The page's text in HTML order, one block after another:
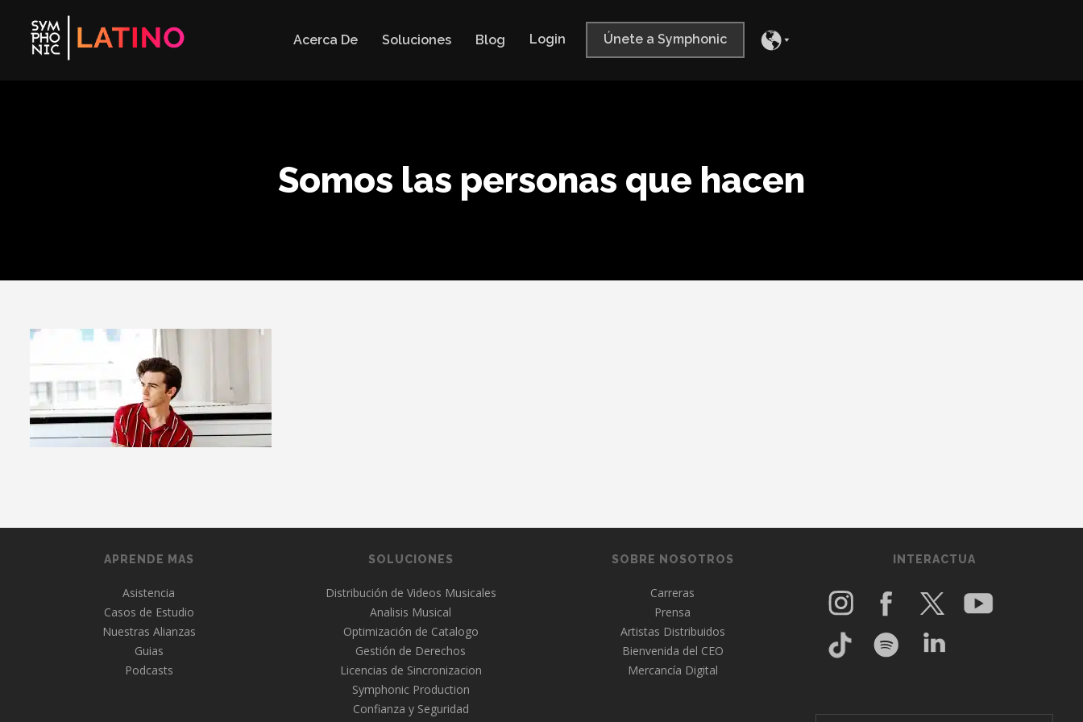
Acerca De Soluciones Blog Login Únete a Symphonic
Somos las personas que hacen
APRENDE MAS
Asistencia
Casos de Estudio
Nuestras Alianzas
Guias
Podcasts
SOLUCIONES
Distribución de Videos Musicales
Analisis Musical
Optimización de Catalogo
Gestión de Derechos
Licencias de Sincronizacion
Symphonic Production
Confianza y Seguridad
SOBRE NOSOTROS
Carreras
Prensa
Artistas Distribuidos
Bienvenida del CEO
Mercancía Digital
INTERACTUA